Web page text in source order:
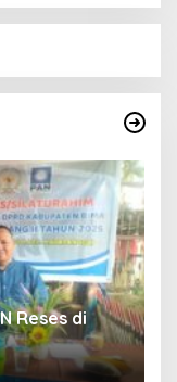
Reses di